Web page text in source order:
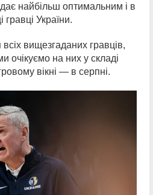
найбільш оптимальним і в
гравці України.
всіх вищезгаданих гравців,
очікуємо на них у складі
вікні — в серпні.